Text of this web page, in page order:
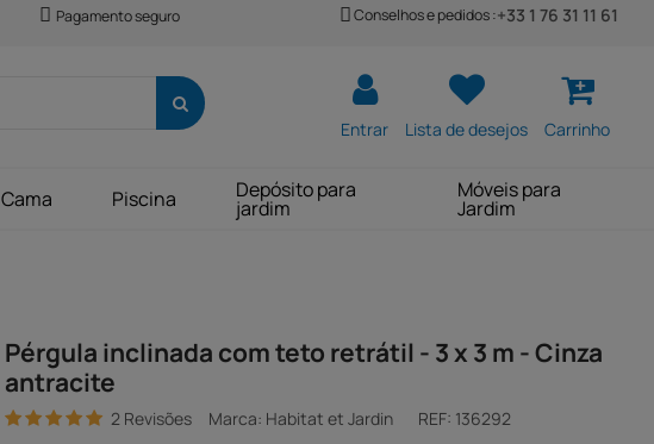
Pagamento seguro Conselhos e pedidos :+33 1 76 31 11 61
Entrar Lista de desejos Carrinho
Cama Piscina Depósito para
jardim
Móveis para
Jardim
Pérgula inclinada com teto retrátil - 3 x 3 m - Cinza
antracite
2 Revisões Marca: Habitat et Jardin REF: 136292